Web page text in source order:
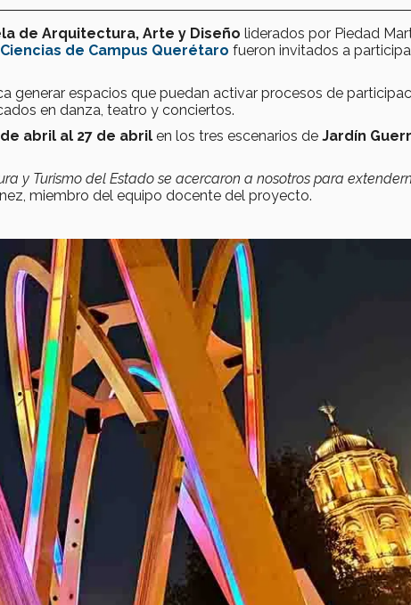
de Arquitectura, Arte y Diseño liderados por Piedad
de Campus Querétaro fueron invitados a
generar espacios que puedan activar procesos de
en danza, teatro y conciertos.
abril al 27 de abril en los tres escenarios de Jardín
y Turismo del Estado se acercaron a nosotros para
miembro del equipo docente del proyecto.